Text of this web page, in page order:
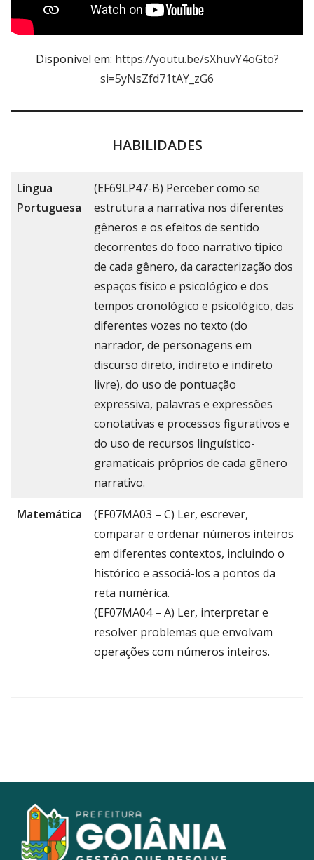
Disponível em: https://youtu.be/sXhuvY4oGto?
si=5yNsZfd71tAY_zG6
HABILIDADES
Língua
Portuguesa
(EF69LP47-B) Perceber como se
estrutura a narrativa nos diferentes
gêneros e os efeitos de sentido
decorrentes do foco narrativo típico
de cada gênero, da caracterização dos
espaços físico e psicológico e dos
tempos cronológico e psicológico, das
diferentes vozes no texto (do
narrador, de personagens em
discurso direto, indireto e indireto
livre), do uso de pontuação
expressiva, palavras e expressões
conotativas e processos figurativos e
do uso de recursos linguístico-
gramaticais próprios de cada gênero
narrativo.
Matemática
(EF07MA03 – C) Ler, escrever,
comparar e ordenar números inteiros
em diferentes contextos, incluindo o
histórico e associá-los a pontos da
reta numérica.
(EF07MA04 – A) Ler, interpretar e
resolver problemas que envolvam
operações com números inteiros.